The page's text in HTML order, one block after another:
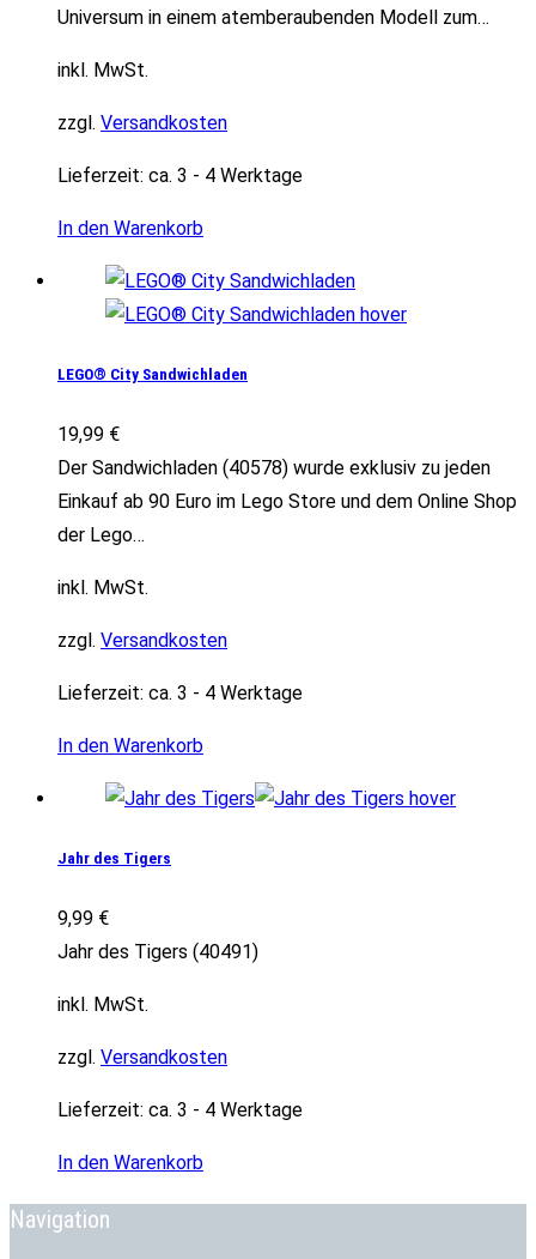
Universum in einem atemberaubenden Modell zum…
inkl. MwSt.
zzgl. Versandkosten
Lieferzeit: ca. 3 - 4 Werktage
In den Warenkorb
LEGO® City Sandwichladen
19,99 €
Der Sandwichladen (40578) wurde exklusiv zu jeden
Einkauf ab 90 Euro im Lego Store und dem Online Shop
der Lego…
inkl. MwSt.
zzgl. Versandkosten
Lieferzeit: ca. 3 - 4 Werktage
In den Warenkorb
Jahr des Tigers
9,99 €
Jahr des Tigers (40491)
inkl. MwSt.
zzgl. Versandkosten
Lieferzeit: ca. 3 - 4 Werktage
In den Warenkorb
Navigation